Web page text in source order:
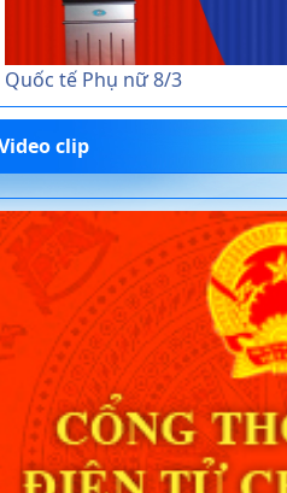
Quốc tế Phụ nữ 8/3
clip